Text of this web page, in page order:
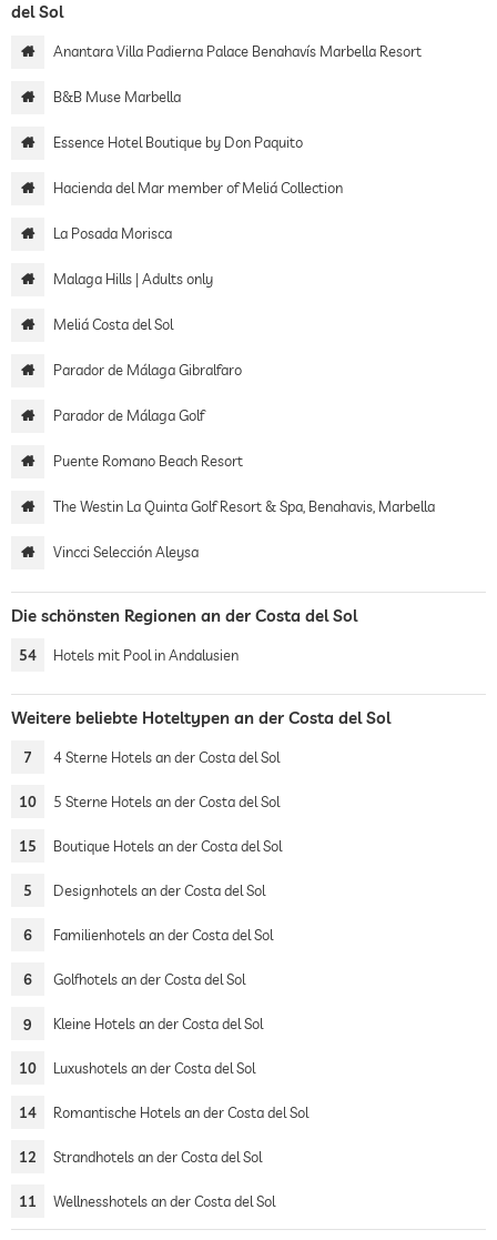
del Sol
Anantara Villa Padierna Palace Benahavís Marbella Resort
B&B Muse Marbella
Essence Hotel Boutique by Don Paquito
Hacienda del Mar member of Meliá Collection
La Posada Morisca
Malaga Hills | Adults only
Meliá Costa del Sol
Parador de Málaga Gibralfaro
Parador de Málaga Golf
Puente Romano Beach Resort
The Westin La Quinta Golf Resort & Spa, Benahavis, Marbella
Vincci Selección Aleysa
Die schönsten Regionen an der Costa del Sol
54 Hotels mit Pool in Andalusien
Weitere beliebte Hoteltypen an der Costa del Sol
7 4 Sterne Hotels an der Costa del Sol
10 5 Sterne Hotels an der Costa del Sol
15 Boutique Hotels an der Costa del Sol
5 Designhotels an der Costa del Sol
6 Familienhotels an der Costa del Sol
6 Golfhotels an der Costa del Sol
9 Kleine Hotels an der Costa del Sol
10 Luxushotels an der Costa del Sol
14 Romantische Hotels an der Costa del Sol
12 Strandhotels an der Costa del Sol
11 Wellnesshotels an der Costa del Sol